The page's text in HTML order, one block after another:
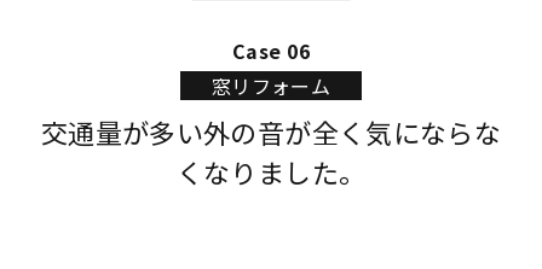
Case 06
窓リフォーム
交通量が多い外の音が全く気にならな
くなりました。